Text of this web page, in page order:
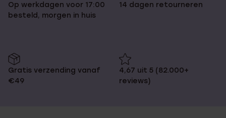
Op werkdagen voor 17:00
besteld, morgen in huis
14 dagen retourneren
Gratis verzending vanaf
€49
4,67 uit 5 (82.000+
reviews)